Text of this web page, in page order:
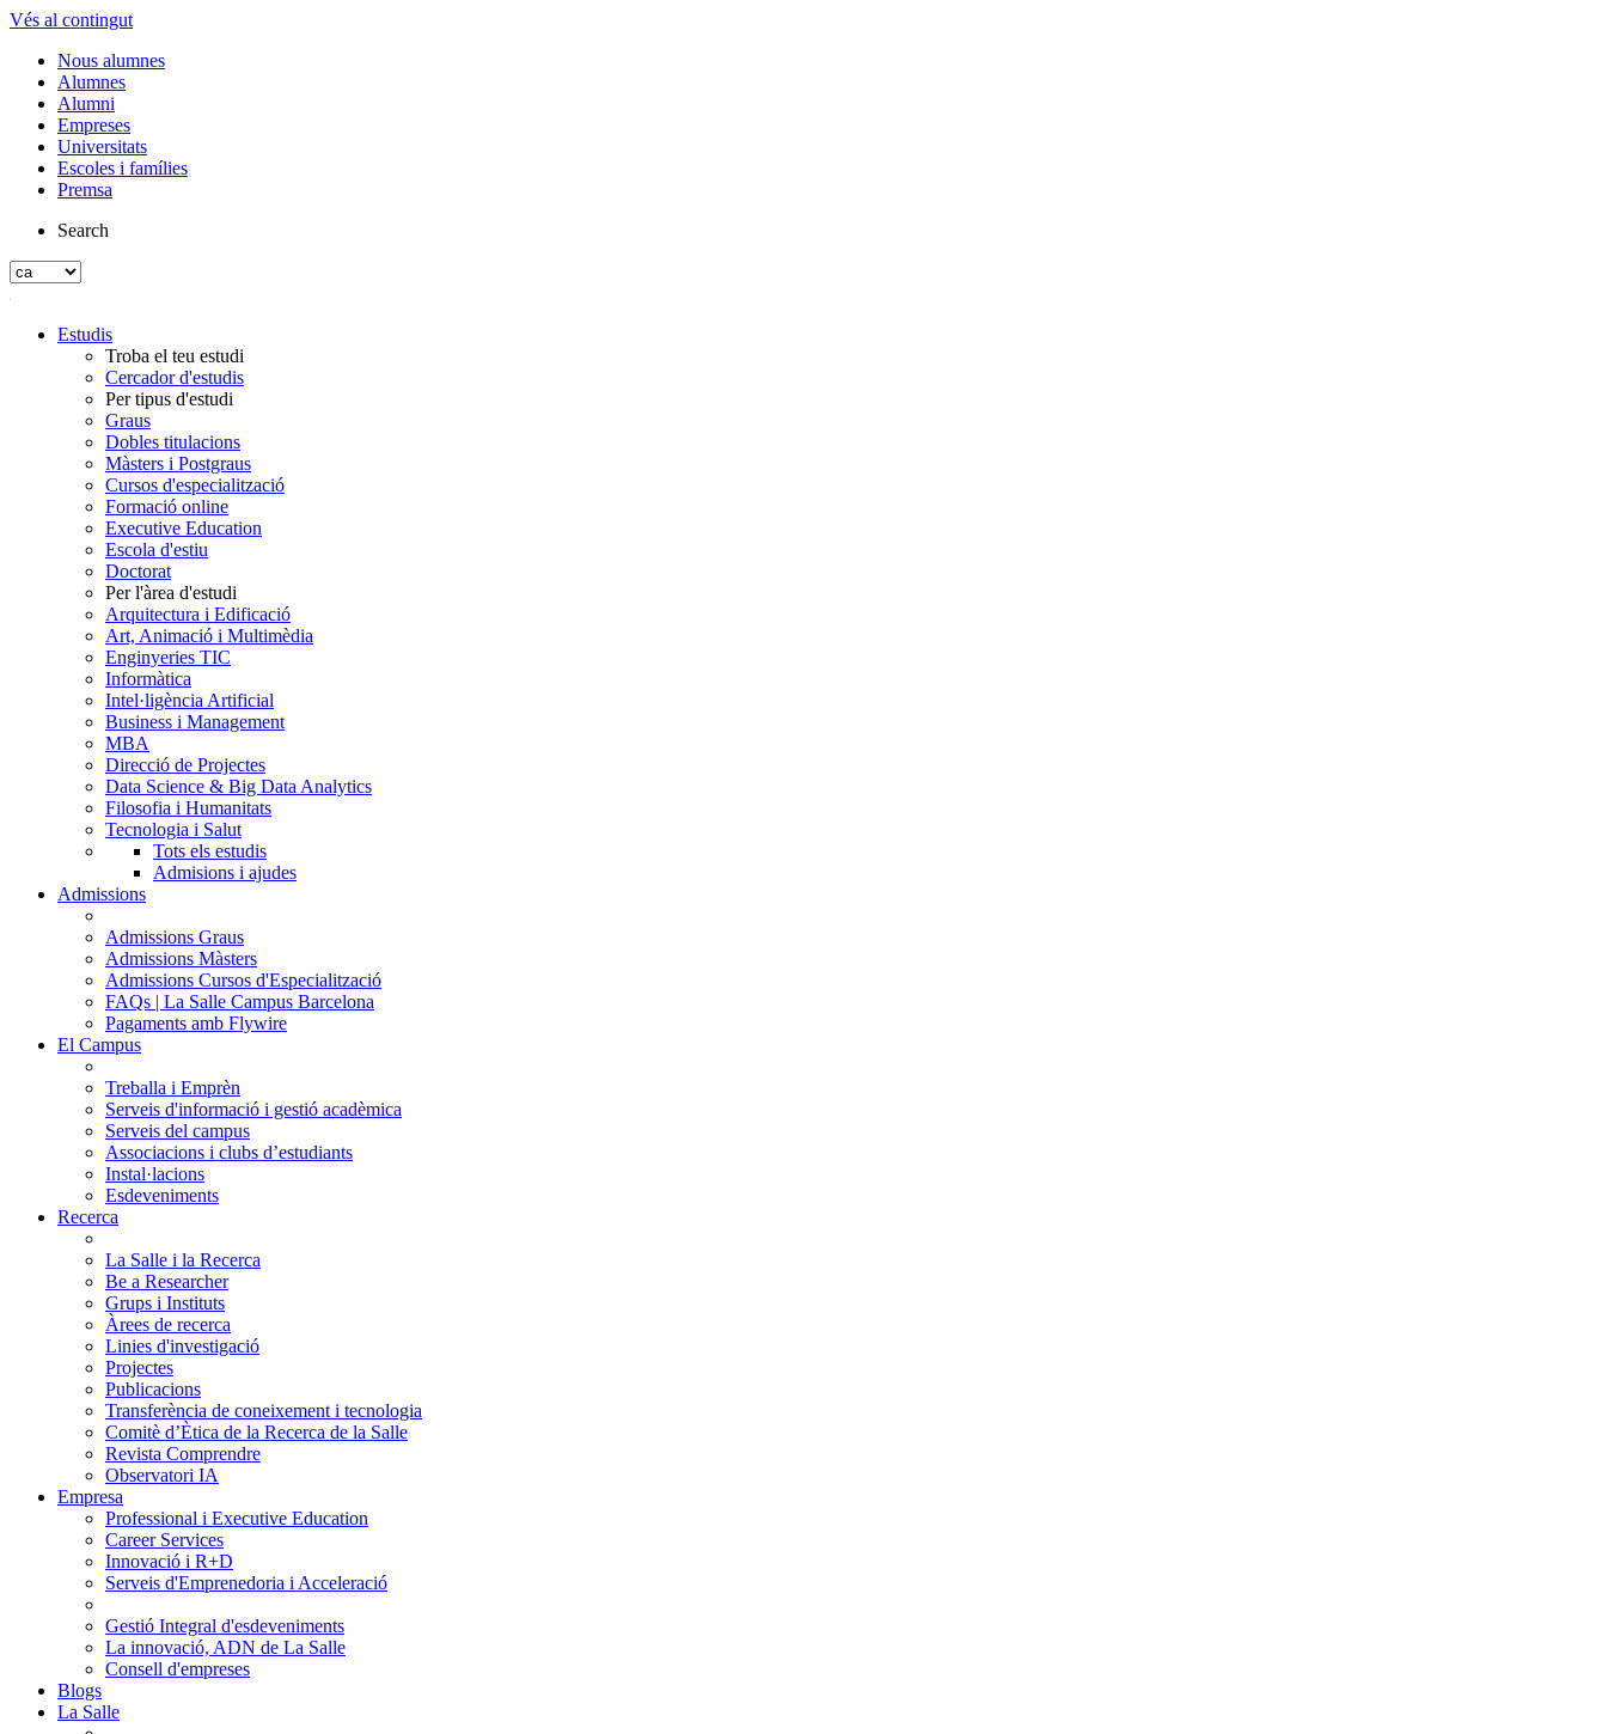
Vés al contingut
Nous alumnes
Alumnes
Alumni
Empreses
Universitats
Escoles i famílies
Premsa
Search
Estudis
Troba el teu estudi
Cercador d'estudis
Per tipus d'estudi
Graus
Dobles titulacions
Màsters i Postgraus
Cursos d'especialització
Formació online
Executive Education
Escola d'estiu
Doctorat
Per l'àrea d'estudi
Arquitectura i Edificació
Art, Animació i Multimèdia
Enginyeries TIC
Informàtica
Intel·ligència Artificial
Business i Management
MBA
Direcció de Projectes
Data Science & Big Data Analytics
Filosofia i Humanitats
Tecnologia i Salut
Tots els estudis
Admisions i ajudes
Admissions
Admissions Graus
Admissions Màsters
Admissions Cursos d'Especialització
FAQs | La Salle Campus Barcelona
Pagaments amb Flywire
El Campus
Treballa i Emprèn
Serveis d'informació i gestió acadèmica
Serveis del campus
Associacions i clubs d’estudiants
Instal·lacions
Esdeveniments
Recerca
La Salle i la Recerca
Be a Researcher
Grups i Instituts
Àrees de recerca
Linies d'investigació
Projectes
Publicacions
Transferència de coneixement i tecnologia
Comitè d’Ètica de la Recerca de la Salle
Revista Comprendre
Observatori IA
Empresa
Professional i Executive Education
Career Services
Innovació i R+D
Serveis d'Emprenedoria i Acceleració
Gestió Integral d'esdeveniments
La innovació, ADN de La Salle
Consell d'empreses
Blogs
La Salle